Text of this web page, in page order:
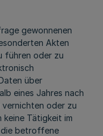
gewonnenen
Akten
führen oder zu
über
eines Jahres nach
oder zu
Tätigkeit im
die betroffene